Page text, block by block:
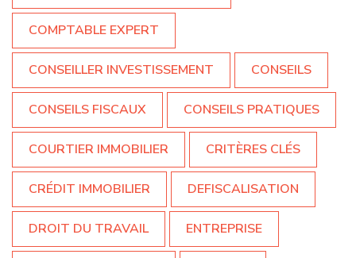
COMPTABLE EXPERT
CONSEILLER INVESTISSEMENT CONSEILS
CONSEILS FISCAUX CONSEILS PRATIQUES
COURTIER IMMOBILIER CRITÈRES CLÉS
CRÉDIT IMMOBILIER DEFISCALISATION
DROIT DU TRAVAIL ENTREPRISE